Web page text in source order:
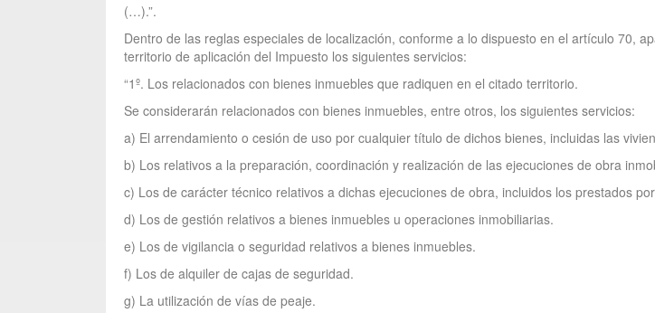
(…).”.
Dentro de las reglas especiales de localización, conforme a lo dispuesto en el artículo 70,
territorio de aplicación del Impuesto los siguientes servicios:
“1º. Los relacionados con bienes inmuebles que radiquen en el citado territorio.
Se considerarán relacionados con bienes inmuebles, entre otros, los siguientes servicios:
a) El arrendamiento o cesión de uso por cualquier título de dichos bienes, incluidas las
b) Los relativos a la preparación, coordinación y realización de las ejecuciones de obra
c) Los de carácter técnico relativos a dichas ejecuciones de obra, incluidos los prestados
d) Los de gestión relativos a bienes inmuebles u operaciones inmobiliarias.
e) Los de vigilancia o seguridad relativos a bienes inmuebles.
f) Los de alquiler de cajas de seguridad.
g) La utilización de vías de peaje.